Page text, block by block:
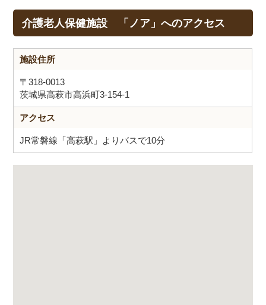
介護老人保健施設 「ノア」へのアクセス
施設住所
〒318-0013
茨城県高萩市高浜町3-154-1
アクセス
JR常磐線「高萩駅」よりバスで10分